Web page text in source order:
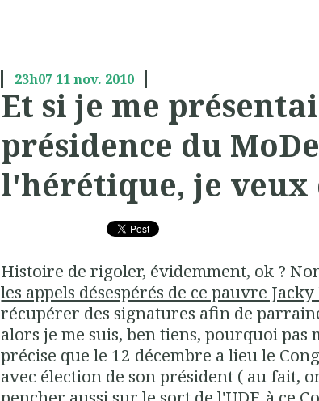
23h07 11nov. 2010
Et si je me
présidence du
l'hérétique, je veux
Histoire de rigoler, évidemment, ok ?
les appels désespérés de ce pauvre
récupérer des signatures afin de
alors je me suis, ben tiens, pourquoi pas
précise que le 12 décembre a lieu le
avec élection de son président ( au fait,